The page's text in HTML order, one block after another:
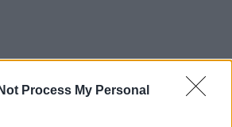
Process My Personal